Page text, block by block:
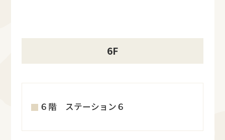
6F
６階 ステーション６